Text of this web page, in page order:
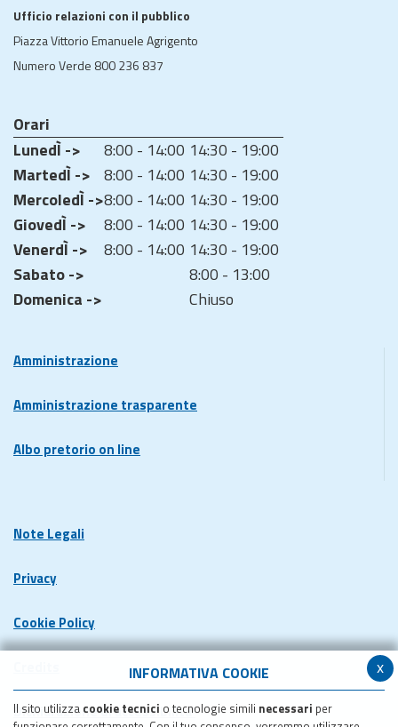
x
INFORMATIVA COOKIE
Il sito utilizza cookie tecnici o tecnologie simili necessari per
Ufficio relazioni con il pubblico
Piazza Vittorio Emanuele Agrigento
Numero Verde 800 236 837
Orari
LunedÌ ->
8:00 - 14:00 14:30 - 19:00
MartedÌ -> 8:00 - 14:00 14:30 - 19:00
MercoledÌ ->8:00 - 14:00 14:30 - 19:00
GiovedÌ ->
8:00 - 14:00 14:30 - 19:00
VenerdÌ ->
8:00 - 14:00 14:30 - 19:00
Sabato ->
8:00 - 13:00
Domenica ->
Chiuso
Amministrazione
Amministrazione trasparente
Albo pretorio on line
Note Legali
Privacy
Cookie Policy
Dichiarazione di accessibilita'